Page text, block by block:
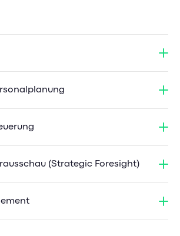
(Strategic Foresight)